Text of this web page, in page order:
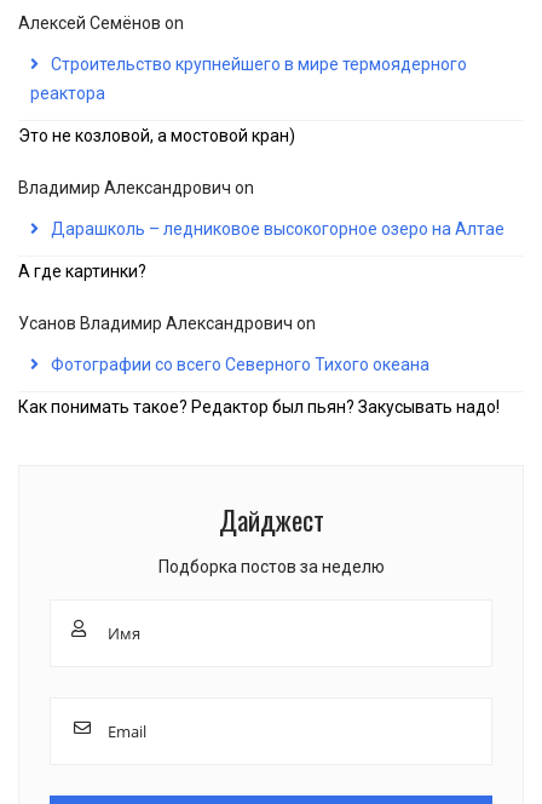
Алексей Семёнов on
Строительство крупнейшего в мире термоядерного
реактора
Это не козловой, а мостовой кран)
Владимир Александрович on
Дарашколь – ледниковое высокогорное озеро на Алтае
А где картинки?
Усанов Владимир Александрович on
Фотографии со всего Северного Тихого океана
Как понимать такое? Редактор был пьян? Закусывать надо!
Дайджест
Подборка постов за неделю